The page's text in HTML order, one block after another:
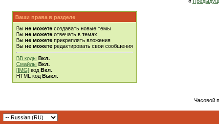
Ваши права в разделе
Вы не можете создавать новые темы
Вы не можете отвечать в темах
Вы не можете прикреплять вложения
Вы не можете редактировать свои сообщения
BB коды Вкл.
Смайлы Вкл.
[IMG] код Вкл.
HTML код Выкл.
Часовой